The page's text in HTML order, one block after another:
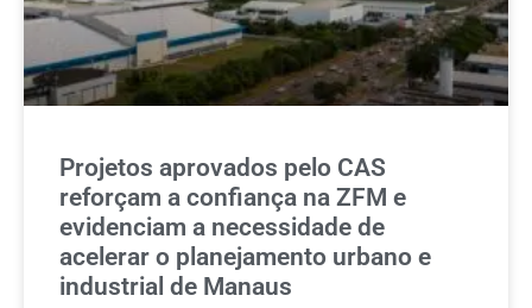
Projetos aprovados pelo CAS
reforçam a confiança na ZFM e
evidenciam a necessidade de
acelerar o planejamento urbano e
industrial de Manaus